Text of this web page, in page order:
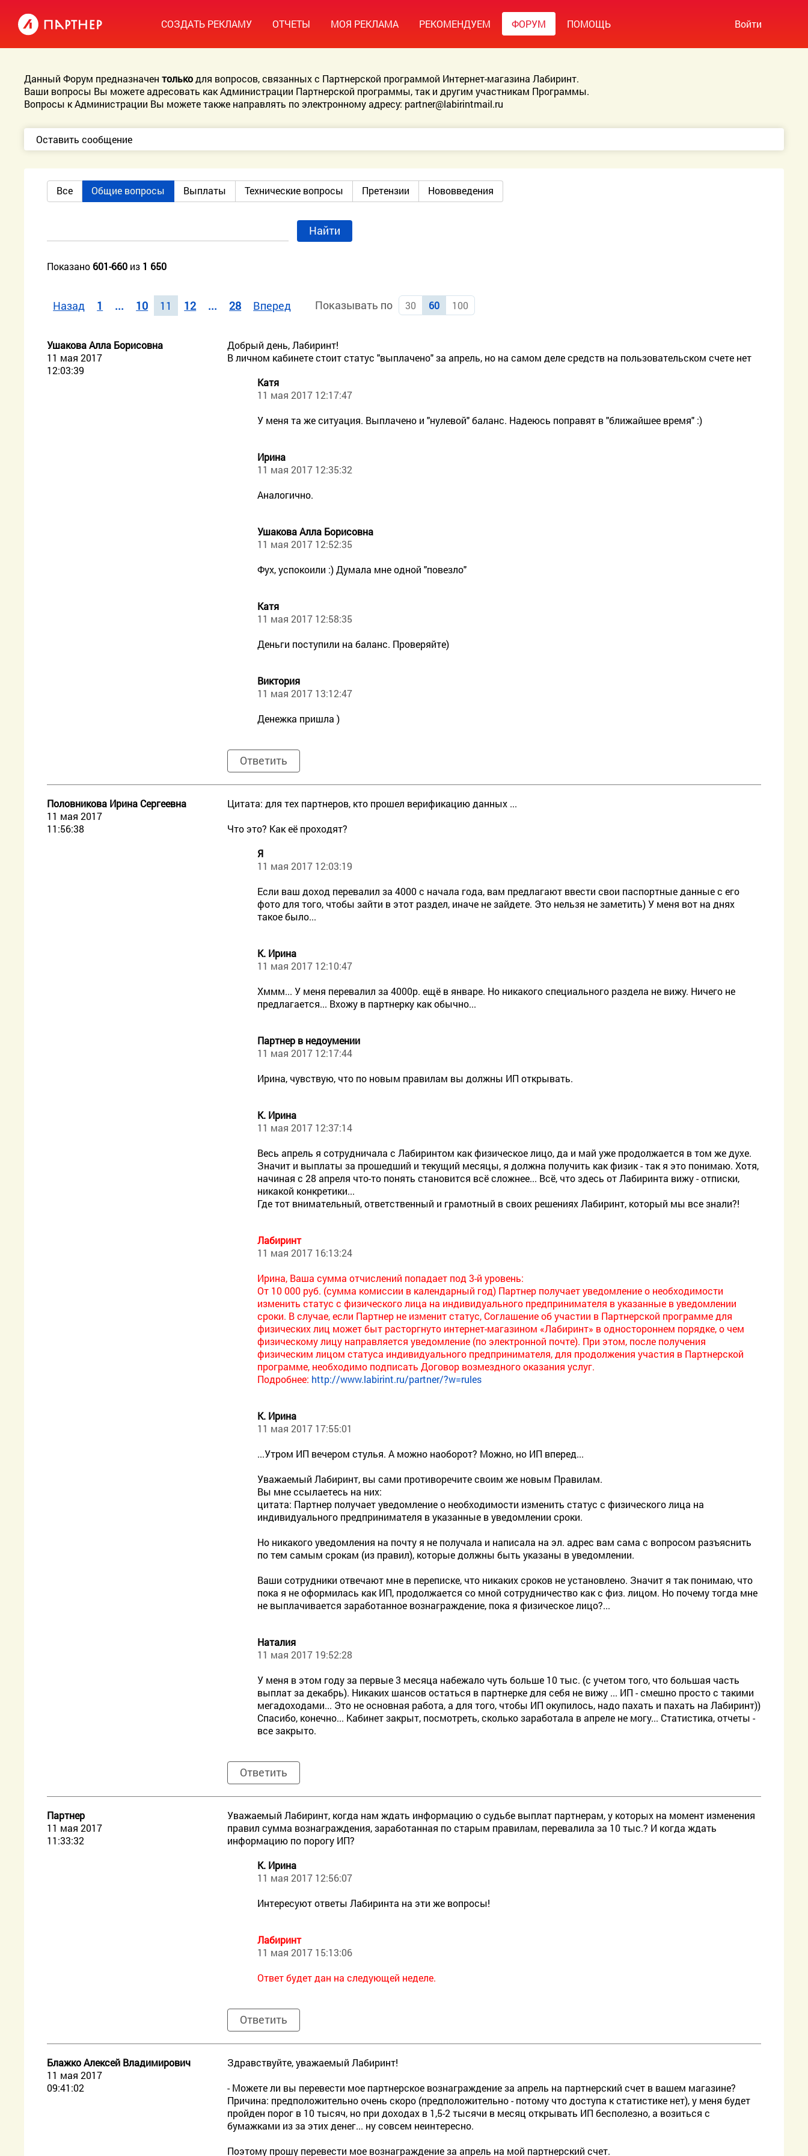
СОЗДАТЬ РЕКЛАМУ ОТЧЕТЫ МОЯ РЕКЛАМА РЕКОМЕНДУЕМ ФОРУМ ПОМОЩЬ Войти
Данный Форум предназначентолькодля вопросов, связанных с Партнерской программой Интернет-магазина Лабиринт.
Ваши вопросы Вы можете адресовать как Администрации Партнерской программы, так и другим участникам Программы.
Вопросы к Администрации Вы можете также направлять по электронному адресу: partner@labirintmail.ru
Оставить сообщение
Все Общие вопросы Выплаты Технические вопросы Претензии Нововведения
Найти
Показано 601-660 из 1 650
Назад 1 ... 10 11 12 ... 28 Вперед Показывать по 30 60 100
Ушакова Алла Борисовна
11 мая 2017
12:03:39
Добрый день, Лабиринт!
В личном кабинете стоит статус "выплачено" за апрель, но на самом деле средств на пользовательском счете нет
Катя
11 мая 2017 12:17:47
У меня та же ситуация. Выплачено и "нулевой" баланс. Надеюсь поправят в "ближайшее время" :)
Ирина
11 мая 2017 12:35:32
Аналогично.
Ушакова Алла Борисовна
11 мая 2017 12:52:35
Фух, успокоили :) Думала мне одной "повезло"
Катя
11 мая 2017 12:58:35
Деньги поступили на баланс. Проверяйте)
Виктория
11 мая 2017 13:12:47
Денежка пришла )
Ответить
Половникова Ирина Сергеевна
11 мая 2017
11:56:38
Цитата: для тех партнеров, кто прошел верификацию данных ...
Что это? Как её проходят?
Я
11 мая 2017 12:03:19
Если ваш доход перевалил за 4000 с начала года, вам предлагают ввести свои паспортные данные с его
фото для того, чтобы зайти в этот раздел, иначе не зайдете. Это нельзя не заметить) У меня вот на днях
такое было...
К. Ирина
11 мая 2017 12:10:47
Хммм... У меня перевалил за 4000р. ещё в январе. Но никакого специального раздела не вижу. Ничего не
предлагается... Вхожу в партнерку как обычно...
Партнер в недоумении
11 мая 2017 12:17:44
Ирина, чувствую, что по новым правилам вы должны ИП открывать.
К. Ирина
11 мая 2017 12:37:14
Весь апрель я сотрудничала с Лабиринтом как физическое лицо, да и май уже продолжается в том же духе.
Значит и выплаты за прошедший и текущий месяцы, я должна получить как физик - так я это понимаю. Хотя,
начиная с 28 апреля что-то понять становится всё сложнее... Всё, что здесь от Лабиринта вижу - отписки,
никакой конкретики...
Где тот внимательный, ответственный и грамотный в своих решениях Лабиринт, который мы все знали?!
Лабиринт
11 мая 2017 16:13:24
Ирина, Ваша сумма отчислений попадает под 3-й уровень:
От 10 000 руб. (сумма комиссии в календарный год) Партнер получает уведомление о необходимости
изменить статус с физического лица на индивидуального предпринимателя в указанные в уведомлении
сроки. В случае, если Партнер не изменит статус, Соглашение об участии в Партнерской программе для
физических лиц может быт расторгнуто интернет-магазином «Лабиринт» в одностороннем порядке, о чем
физическому лицу направляется уведомление (по электронной почте). При этом, после получения
физическим лицом статуса индивидуального предпринимателя, для продолжения участия в Партнерской
программе, необходимо подписать Договор возмездного оказания услуг.
Подробнее: http://www.labirint.ru/partner/?w=rules
К. Ирина
11 мая 2017 17:55:01
...Утром ИП вечером стулья. А можно наоборот? Можно, но ИП вперед...
Уважаемый Лабиринт, вы сами противоречите своим же новым Правилам.
Вы мне ссылаетесь на них:
цитата: Партнер получает уведомление о необходимости изменить статус с физического лица на
индивидуального предпринимателя в указанные в уведомлении сроки.
Но никакого уведомления на почту я не получала и написала на эл. адрес вам сама с вопросом разъяснить
по тем самым срокам (из правил), которые должны быть указаны в уведомлении.
Ваши сотрудники отвечают мне в переписке, что никаких сроков не установлено. Значит я так понимаю, что
пока я не оформилась как ИП, продолжается со мной сотрудничество как с физ. лицом. Но почему тогда мне
не выплачивается заработанное вознаграждение, пока я физическое лицо?...
Наталия
11 мая 2017 19:52:28
У меня в этом году за первые 3 месяца набежало чуть больше 10 тыс. (с учетом того, что большая часть
выплат за декабрь). Никаких шансов остаться в партнерке для себя не вижу ... ИП - смешно просто с такими
мегадоходами... Это не основная работа, а для того, чтобы ИП окупилось, надо пахать и пахать на Лабиринт))
Спасибо, конечно... Кабинет закрыт, посмотреть, сколько заработала в апреле не могу... Статистика, отчеты -
все закрыто.
Ответить
Партнер
11 мая 2017
11:33:32
Уважаемый Лабиринт, когда нам ждать информацию о судьбе выплат партнерам, у которых на момент изменения
правил сумма вознаграждения, заработанная по старым правилам, перевалила за 10 тыс.? И когда ждать
информацию по порогу ИП?
К. Ирина
11 мая 2017 12:56:07
Интересуют ответы Лабиринта на эти же вопросы!
Лабиринт
11 мая 2017 15:13:06
Ответ будет дан на следующей неделе.
Ответить
Блажко Алексей Владимирович
11 мая 2017
09:41:02
Здравствуйте, уважаемый Лабиринт!
- Можете ли вы перевести мое партнерское вознаграждение за апрель на партнерский счет в вашем магазине?
Причина: предположительно очень скоро (предположительно - потому что доступа к статистике нет), у меня будет
пройден порог в 10 тысяч, но при доходах в 1,5-2 тысячи в месяц открывать ИП бесполезно, а возиться с
бумажками из за этих денег... ну совсем неинтересно.
Поэтому прошу перевести мое вознаграждение за апрель на мой партнерский счет.